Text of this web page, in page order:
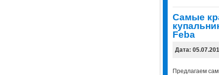
Самые
Feba
Дата:
Предлагаем